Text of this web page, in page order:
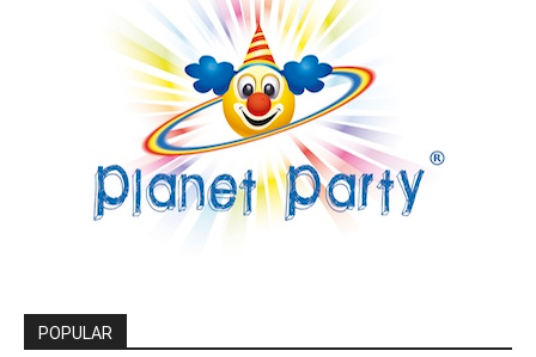
POPULAR